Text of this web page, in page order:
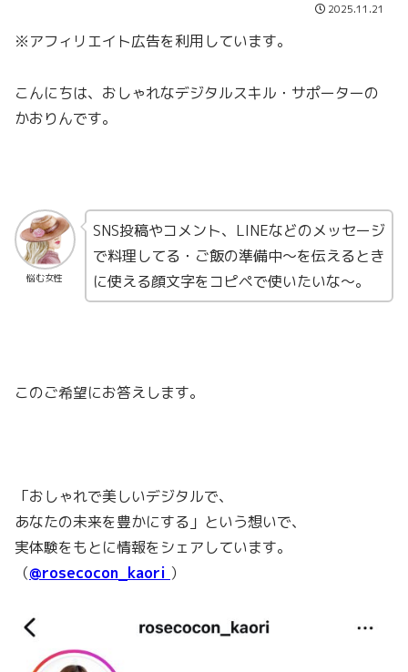
2025.11.21
※アフィリエイト広告を利用しています。
こんにちは、おしゃれなデジタルスキル・サポーターの
かおりんです。
悩む女性
SNS投稿やコメント、LINEなどのメッセージ
で料理してる・ご飯の準備中～を伝えるとき
に使える顔文字をコピペで使いたいな〜。
このご希望にお答えします。
「おしゃれで美しいデジタルで、
あなたの未来を豊かにする」という想いで、
実体験をもとに情報をシェアしています。
（@rosecocon_kaori ）